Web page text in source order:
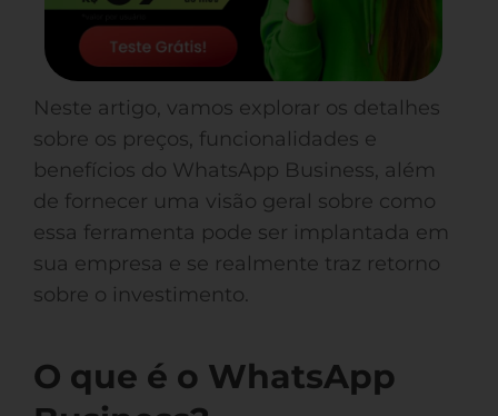
Neste artigo, vamos explorar os detalhes
sobre os preços, funcionalidades e
benefícios do WhatsApp Business, além
de fornecer uma visão geral sobre como
essa ferramenta pode ser implantada em
sua empresa e se realmente traz retorno
sobre o investimento.
O que é o WhatsApp